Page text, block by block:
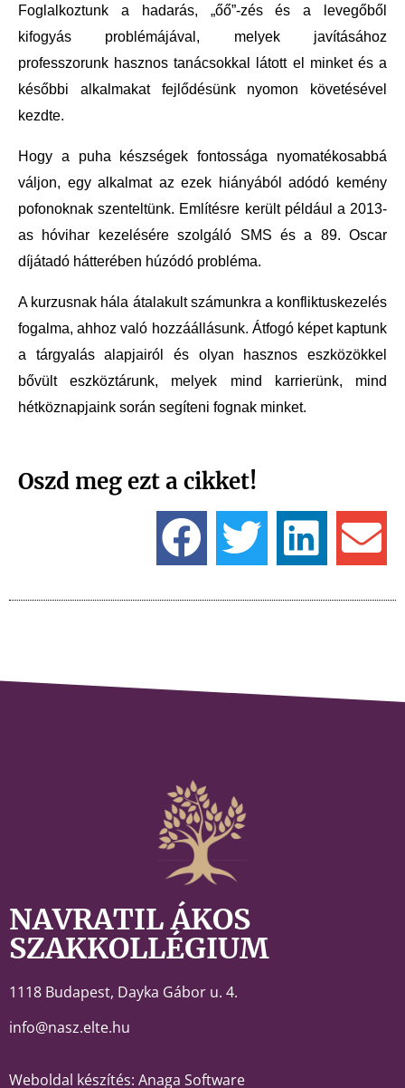
Foglalkoztunk a hadarás, „őő”-zés és a levegőből
kifogyás problémájával, melyek javításához
professzorunk hasznos tanácsokkal látott el minket és a
későbbi alkalmakat fejlődésünk nyomon követésével
kezdte.
Hogy a puha készségek fontossága nyomatékosabbá
váljon, egy alkalmat az ezek hiányából adódó kemény
pofonoknak szenteltünk. Említésre került például a 2013-
as hóvihar kezelésére szolgáló SMS és a 89. Oscar
díjátadó hátterében húzódó probléma.
A kurzusnak hála átalakult számunkra a konfliktuskezelés
fogalma, ahhoz való hozzáállásunk. Átfogó képet kaptunk
a tárgyalás alapjairól és olyan hasznos eszközökkel
bővült eszköztárunk, melyek mind karrierünk, mind
hétköznapjaink során segíteni fognak minket.
Oszd meg ezt a cikket!
NAVRATIL ÁKOS
SZAKKOLLÉGIUM
1118 Budapest, Dayka Gábor u. 4.
info@nasz.elte.hu
Weboldal készítés: Anaga Software